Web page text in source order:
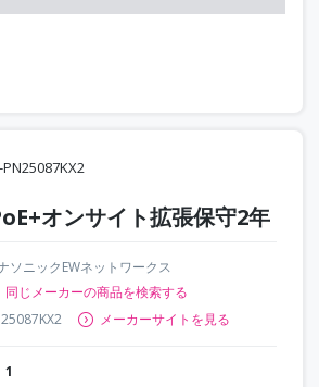
オンサイト拡張保守2年
ソニックEWネットワークス
同じメーカーの商品を検索する
メーカーサイトを見る
1